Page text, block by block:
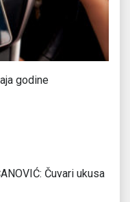
godine
Čuvari ukusa